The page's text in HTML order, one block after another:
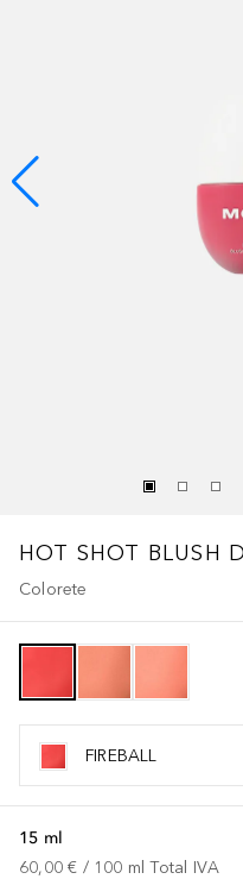
HOT SHOT BLUSH
Colorete
FIREBALL
15 ml
60,00 € / 100 ml Total IVA